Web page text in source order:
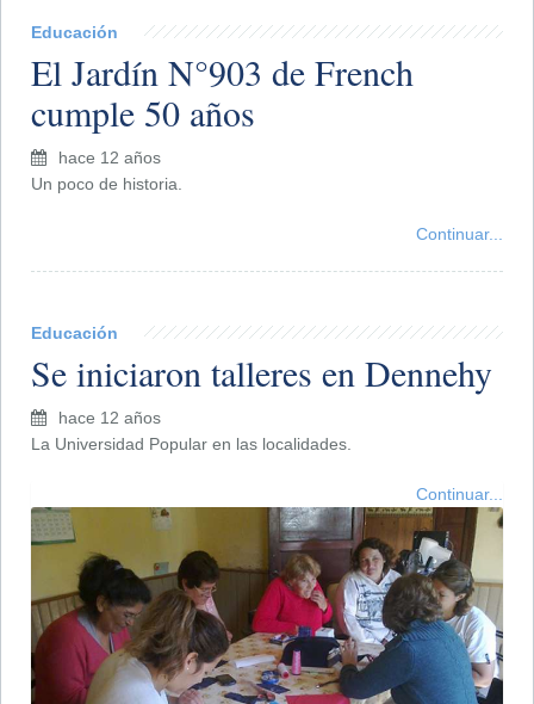
Educación
El Jardín N°903 de French
cumple 50 años
hace 12 años
Un poco de historia.
Continuar...
Educación
Se iniciaron talleres en Dennehy
hace 12 años
La Universidad Popular en las localidades.
Continuar...